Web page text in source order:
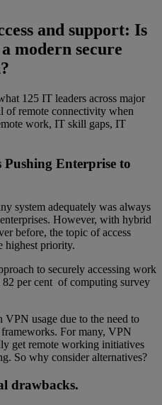
and support: Is
modern secure
125 IT leaders across major
of remote connectivity when
work, IT skill gaps, IT
Enterprise to
system adequately was always
However, with hybrid
before, the topic of access
highest priority.
to securely accessing work
per cent of computing survey
VPN usage due to the need to
For many, VPN
get remote working initiatives
So why consider alternatives?
drawbacks.